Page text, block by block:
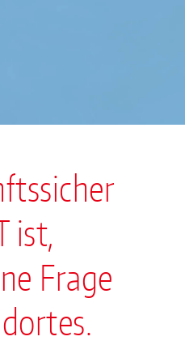
ist,
Frage